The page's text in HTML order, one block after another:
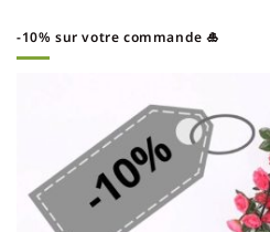
-10% sur votre commande 🎍